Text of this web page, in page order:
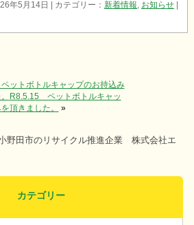
年5月14日 | カテゴリー：新着情報, お知らせ
ットボトルキャップのお持込み
R8.5.15 ペットボトルキャッ
頂きました。
»
野田市のリサイクル推進企業 株式会社エ
カテゴリー